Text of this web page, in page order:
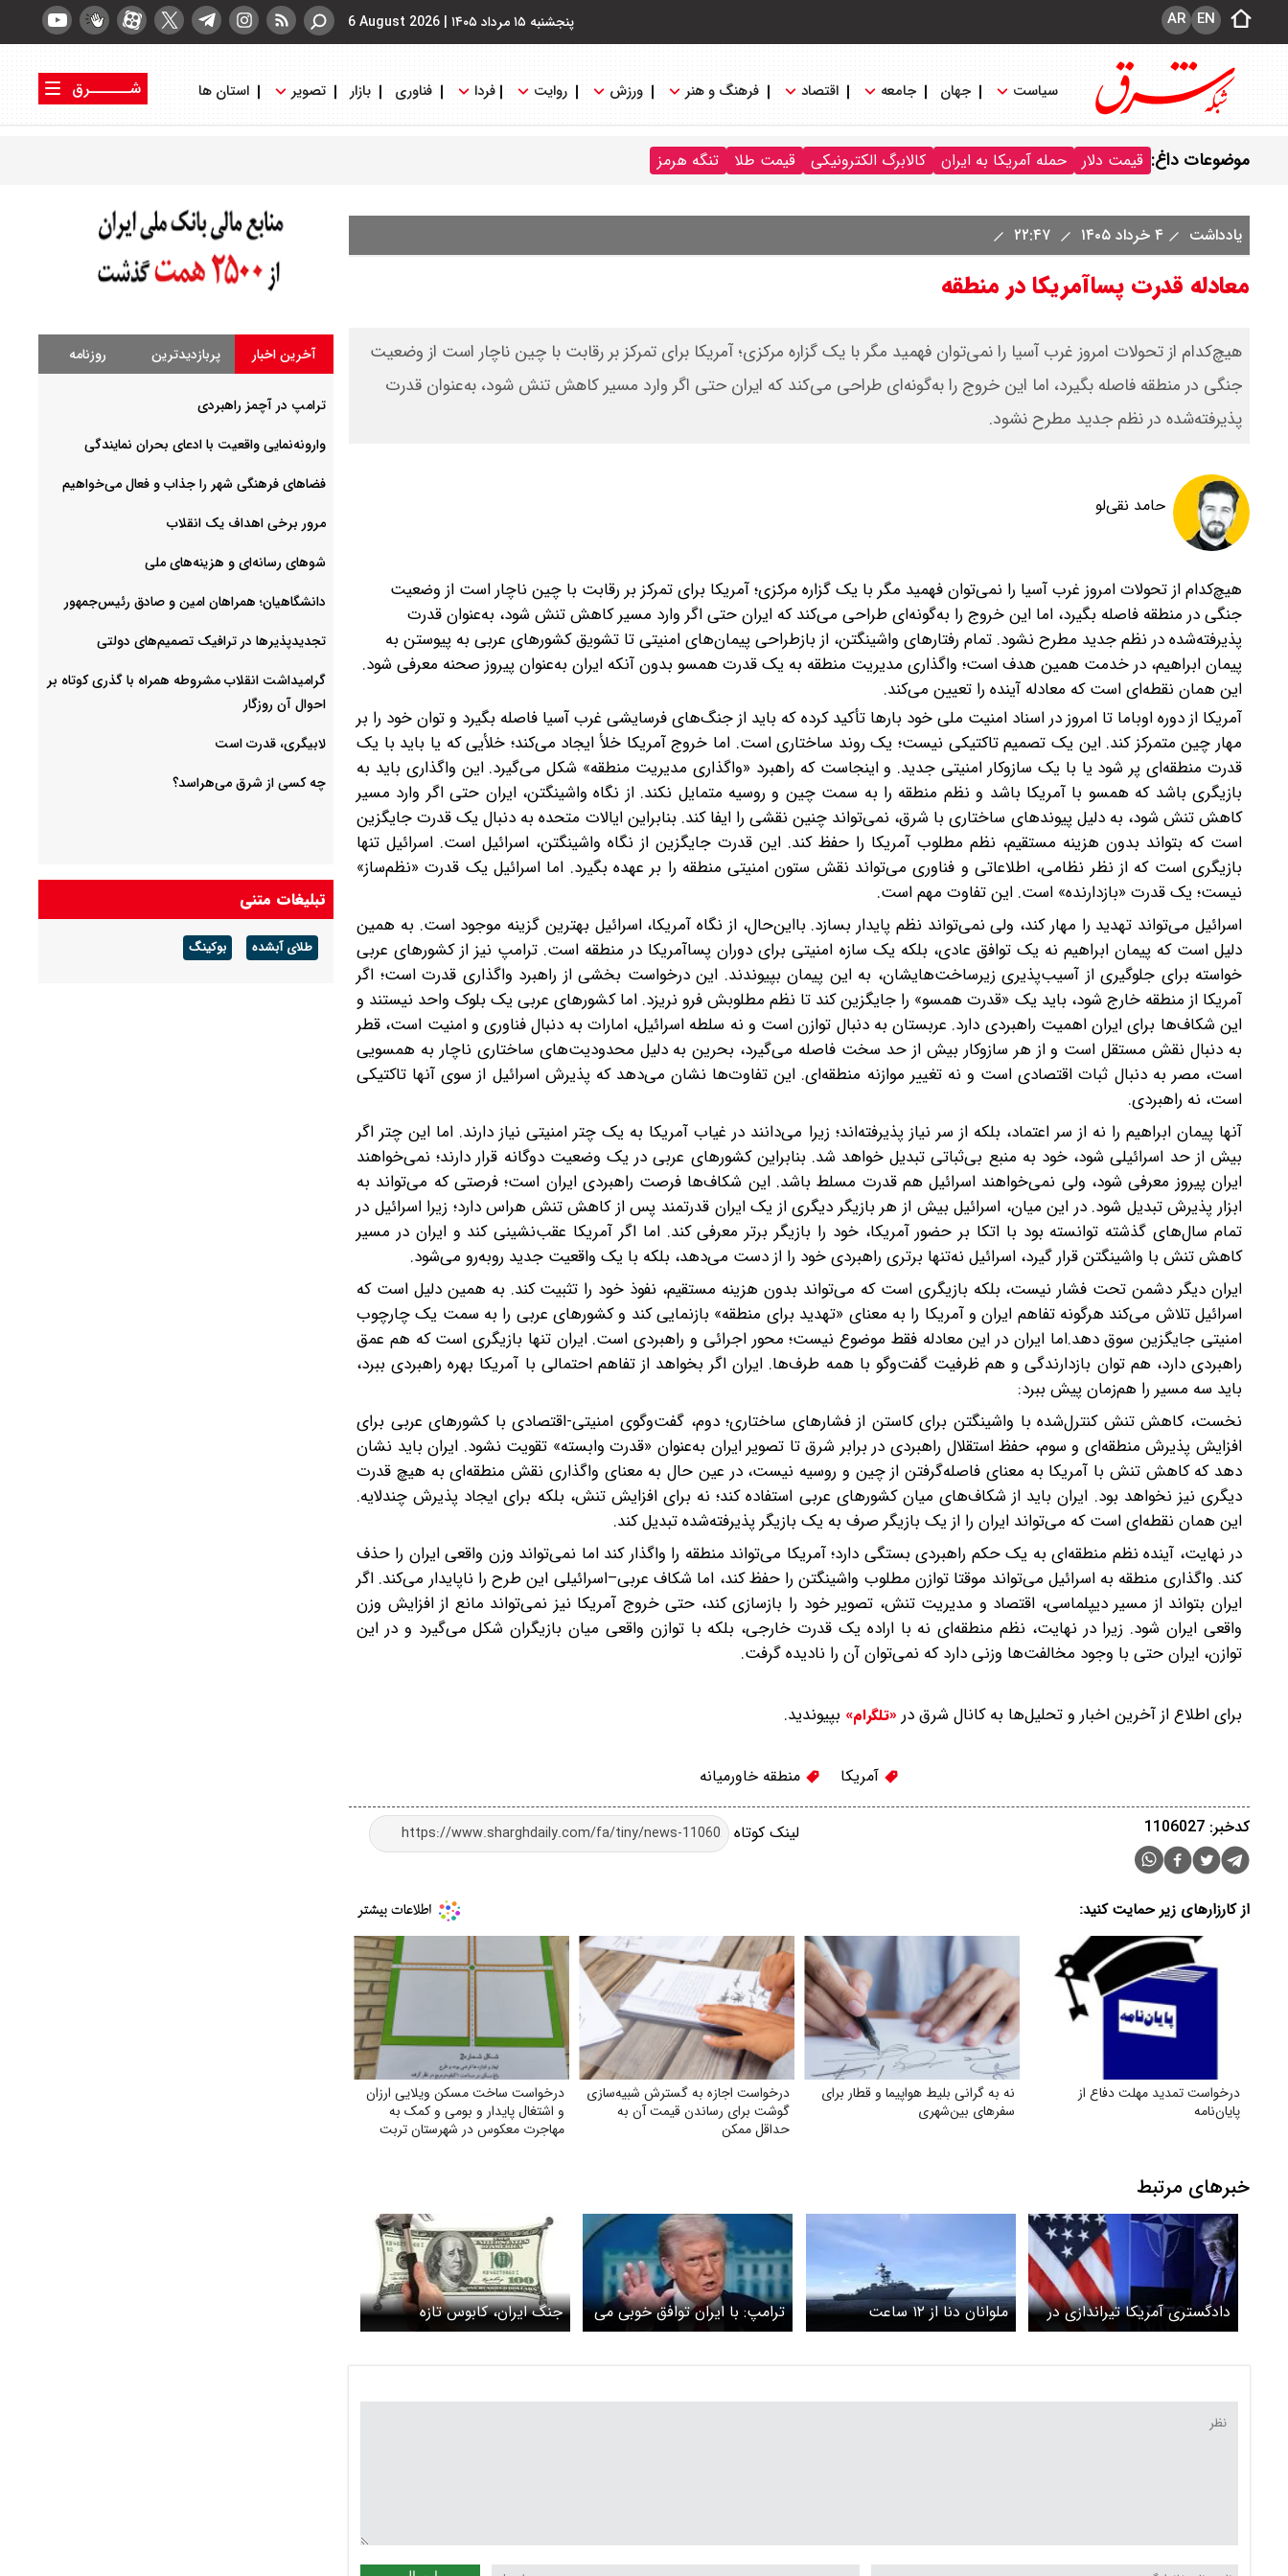
پنجشنبه ۱۵ مرداد ۱۴۰۵ |
6 August 2026 EN
AR
سیاست جهان جامعه اقتصاد فرهنگ و هنر ورزش روایت فردا فناوری بازار تصویر استان ها
شــــــرق
موضوعات داغ: قیمت دلار حمله آمریکا به ایران کالابرگ الکترونیکی قیمت طلا تنگه هرمز
یادداشت ۴ خرداد ۱۴۰۵
معادله قدرت پساآمریکا در منطقه
هیچ‌کدام از تحولات امروز غرب آسیا را نمی‌توان فهمید مگر با یک گزاره مرکزی؛ آمریکا برای تمرکز بر رقابت با چین ناچار است از وضعیت
جنگی در منطقه فاصله بگیرد، اما این خروج را به‌گونه‌ای طراحی می‌کند که ایران حتی اگر وارد مسیر کاهش تنش شود، به‌عنوان قدرت
پذیرفته‌شده در نظم جدید مطرح نشود.
حامد نقی‌لو
هیچ‌کدام از تحولات امروز غرب آسیا را نمی‌توان فهمید مگر با یک گزاره مرکزی؛ آمریکا برای تمرکز بر رقابت با چین ناچار است از وضعیت
جنگی در منطقه فاصله بگیرد، اما این خروج را به‌گونه‌ای طراحی می‌کند که ایران حتی اگر وارد مسیر کاهش تنش شود، به‌عنوان قدرت
پذیرفته‌شده در نظم جدید مطرح نشود. تمام رفتارهای واشینگتن، از بازطراحی پیمان‌های امنیتی تا تشویق کشورهای عربی به پیوستن به
پیمان ابراهیم، در خدمت همین هدف است؛ واگذاری مدیریت منطقه به یک قدرت همسو بدون آنکه ایران به‌عنوان پیروز صحنه معرفی شود.
این همان نقطه‌ای است که معادله آینده را تعیین می‌کند.
آمریکا از دوره اوباما تا امروز در اسناد امنیت ملی خود بارها تأکید کرده که باید از جنگ‌های فرسایشی غرب آسیا فاصله بگیرد و توان خود را بر
مهار چین متمرکز کند. این یک تصمیم تاکتیکی نیست؛ یک روند ساختاری است. اما خروج آمریکا خلأ ایجاد می‌کند؛ خلأیی که یا باید با یک
قدرت منطقه‌ای پر شود یا با یک سازوکار امنیتی جدید. و اینجاست که راهبرد «واگذاری مدیریت منطقه» شکل می‌گیرد. این واگذاری باید به
بازیگری باشد که همسو با آمریکا باشد و نظم منطقه را به سمت چین و روسیه متمایل نکند. از نگاه واشینگتن، ایران حتی اگر وارد مسیر
کاهش تنش شود، به دلیل پیوندهای ساختاری با شرق، نمی‌تواند چنین نقشی را ایفا کند. بنابراین ایالات متحده به دنبال یک قدرت جایگزین
است که بتواند بدون هزینه مستقیم، نظم مطلوب آمریکا را حفظ کند. این قدرت جایگزین از نگاه واشینگتن، اسرائیل است. اسرائیل تنها
بازیگری است که از نظر نظامی، اطلاعاتی و فناوری می‌تواند نقش ستون امنیتی منطقه را بر عهده بگیرد. اما اسرائیل یک قدرت «نظم‌ساز»
نیست؛ یک قدرت «بازدارنده» است. این تفاوت مهم است.
اسرائیل می‌تواند تهدید را مهار کند، ولی نمی‌تواند نظم پایدار بسازد. با‌این‌حال، از نگاه آمریکا، اسرائیل بهترین گزینه موجود است. به همین
دلیل است که پیمان ابراهیم نه یک توافق عادی، بلکه یک سازه امنیتی برای دوران پساآمریکا در منطقه است. ترامپ نیز از کشورهای عربی
خواسته برای جلوگیری از آسیب‌پذیری زیرساخت‌هایشان، به این پیمان بپیوندند. این درخواست بخشی از راهبرد واگذاری قدرت است؛ اگر
آمریکا از منطقه خارج شود، باید یک «قدرت همسو» را جایگزین کند تا نظم مطلوبش فرو نریزد. اما کشورهای عربی یک بلوک واحد نیستند و
این شکاف‌ها برای ایران اهمیت راهبردی دارد. عربستان به‌ دنبال توازن است و نه سلطه اسرائیل، امارات به‌ دنبال فناوری و امنیت است، قطر
به‌ دنبال نقش مستقل است و از هر سازوکار بیش ‌از حد سخت فاصله می‌گیرد، بحرین به‌ دلیل محدودیت‌های ساختاری ناچار به همسویی
است، مصر به‌ دنبال ثبات اقتصادی است و نه تغییر موازنه منطقه‌ای. این تفاوت‌ها نشان می‌دهد که پذیرش اسرائیل از سوی آنها تاکتیکی
است، نه راهبردی.
آنها پیمان ابراهیم را نه از سر اعتماد، بلکه از سر نیاز پذیرفته‌اند؛ زیرا می‌دانند در غیاب آمریکا به یک چتر امنیتی نیاز دارند. اما این چتر اگر
بیش از حد اسرائیلی شود، خود به منبع بی‌ثباتی تبدیل خواهد شد. بنابراین کشورهای عربی در یک وضعیت دوگانه قرار دارند؛ نمی‌خواهند
ایران پیروز معرفی شود، ولی نمی‌خواهند اسرائیل هم قدرت مسلط باشد. این شکاف‌ها فرصت راهبردی ایران است؛ فرصتی که می‌تواند به
ابزار پذیرش تبدیل شود. در این میان، اسرائیل بیش از هر بازیگر دیگری از یک ایران قدرتمند پس از کاهش تنش هراس دارد؛ زیرا اسرائیل در
تمام سال‌های گذشته توانسته بود با اتکا بر حضور آمریکا، خود را بازیگر برتر معرفی کند. اما اگر آمریکا عقب‌نشینی کند و ایران در مسیر
کاهش تنش با واشینگتن قرار گیرد، اسرائیل نه‌تنها برتری راهبردی خود را از دست می‌دهد، بلکه با یک واقعیت جدید روبه‌رو می‌شود.
ایران دیگر دشمن تحت فشار نیست، بلکه بازیگری است که می‌تواند بدون هزینه مستقیم، نفوذ خود را تثبیت کند. به همین دلیل است که
اسرائیل تلاش می‌کند هرگونه تفاهم ایران و آمریکا را به معنای «تهدید برای منطقه» بازنمایی کند و کشورهای عربی را به سمت یک چارچوب
امنیتی جایگزین سوق دهد.اما ایران در این معادله فقط موضوع نیست؛ محور اجرائی و راهبردی است. ایران تنها بازیگری است که هم عمق
راهبردی دارد، هم توان بازدارندگی و هم ظرفیت گفت‌وگو با همه طرف‌ها. ایران اگر بخواهد از تفاهم احتمالی با آمریکا بهره راهبردی ببرد،
باید سه مسیر را هم‌زمان پیش ببرد:
نخست، کاهش تنش کنترل‌شده با واشینگتن برای کاستن از فشارهای ساختاری؛ دوم، گفت‌وگوی امنیتی-اقتصادی با کشورهای عربی برای
افزایش پذیرش منطقه‌ای و سوم، حفظ استقلال راهبردی در برابر شرق تا تصویر ایران به‌عنوان «قدرت وابسته» تقویت نشود. ایران باید نشان
دهد که کاهش تنش با آمریکا به معنای فاصله‌گرفتن از چین و روسیه نیست، در عین حال به معنای واگذاری نقش منطقه‌ای به هیچ قدرت
دیگری نیز نخواهد بود. ایران باید از شکاف‌های میان کشورهای عربی استفاده کند؛ نه برای افزایش تنش، بلکه برای ایجاد پذیرش چندلایه.
این همان نقطه‌ای است که می‌تواند ایران را از یک بازیگر صرف به یک بازیگر پذیرفته‌شده تبدیل کند.
در نهایت، آینده نظم منطقه‌ای به یک حکم راهبردی بستگی دارد؛ آمریکا می‌تواند منطقه را واگذار کند اما نمی‌تواند وزن واقعی ایران را حذف
کند. واگذاری منطقه به اسرائیل می‌تواند موقتا توازن مطلوب واشینگتن را حفظ کند، اما شکاف عربی–اسرائیلی این طرح را ناپایدار می‌کند. اگر
ایران بتواند از مسیر دیپلماسی، اقتصاد و مدیریت تنش، تصویر خود را بازسازی کند، حتی خروج آمریکا نیز نمی‌تواند مانع از افزایش وزن
واقعی ایران شود. زیرا در نهایت، نظم منطقه‌ای نه با اراده یک قدرت خارجی، بلکه با توازن واقعی میان بازیگران شکل می‌گیرد و در این
توازن، ایران حتی با وجود مخالفت‌ها وزنی دارد که نمی‌توان آن را نادیده گرفت.‌
برای اطلاع از آخرین اخبار و تحلیل‌ها به کانال شرق در «تلگرام» بپیوندید.
آمریکا منطقه خاورمیانه
لینک کوتاه کدخبر: 1106027
از کارزارهای زیر حمایت کنید:
درخواست تمدید مهلت دفاع از
پایان‌نامه
نه به گرانی بلیط هواپیما و قطار برای
سفرهای بین‌شهری
درخواست اجازه به گسترش شبیه‌سازی
گوشت برای رساندن قیمت آن به
حداقل ممکن
درخواست ساخت مسکن ویلایی ارزان
و اشتغال پایدار و بومی و کمک به
مهاجرت معکوس در شهرستان تربت
خبرهای مرتبط
دادگستری آمریکا تیراندازی در
نزدیکی کاخ سفید را تلاشی
ملوانان دنا از ۱۲ ساعت
سرگردانی بر روی آب گفتند /
ترامپ: با ایران توافق خوبی می
بندم
جنگ ایران، کابوس تازه
آشفته‌بازارِ بدهیِ دولت آمریکا
آخرین اخبار پربازدیدترین روزنامه
ترامپ در آچمز راهبردی
وارونه‌نمایی واقعیت با ادعای بحران نمایندگی
فضا‌های فرهنگی شهر را جذاب و فعال می‌‌خواهیم
مرور برخی اهداف یک انقلاب
شوهای رسانه‌ای و هزینه‌های ملی
دانشگاهیان؛ همراهان امین و صادق رئیس‌جمهور
تجدیدپذیرها در ترافیک تصمیم‌های دولتی
گرامیداشت انقلاب مشروطه همراه با گذری کوتاه بر
احوال آن روزگار
لابیگری، قدرت است
چه کسی از شرق می‌هراسد؟
تبلیغات متنی
طلای آبشده بوکینگ